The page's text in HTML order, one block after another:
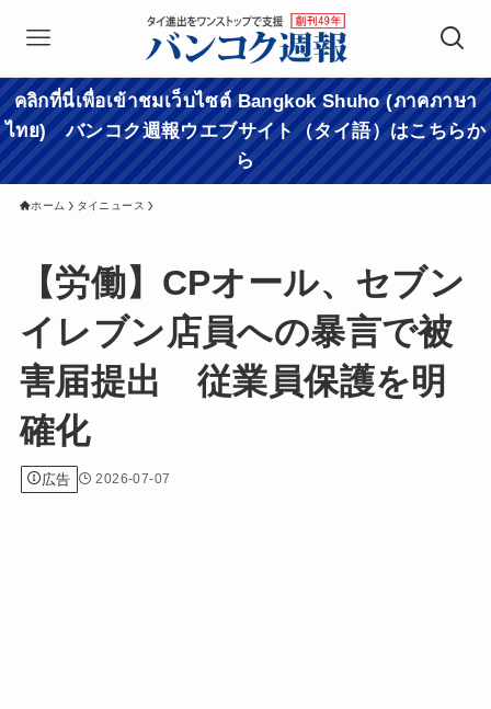
คลิกที่นี่เพื่อเข้าชมเว็บไซต์ Bangkok Shuho (ภาคภาษา
ไทย) バンコク週報ウエブサイト（タイ語）はこちらか
ら
ホーム タイニュース
【労働】CPオール、セブン
イレブン店員への暴言で被
害届提出 従業員保護を明
確化
広告 2026-07-07